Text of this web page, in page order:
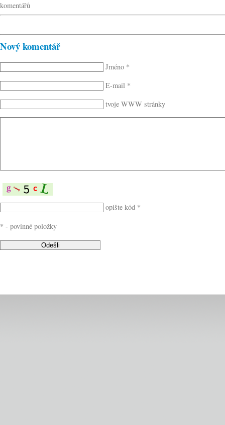
komentářů
Nový komentář
Jméno *
E-mail *
tvoje WWW stránky
opište kód *
* - povinné položky